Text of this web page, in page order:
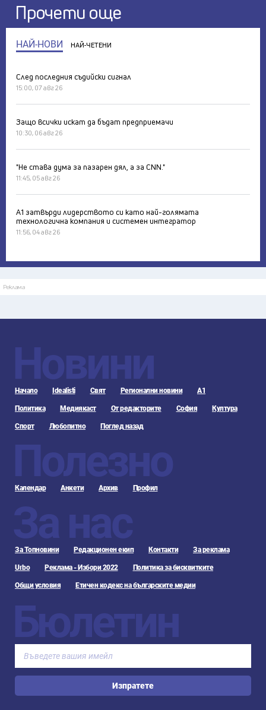
Прочети още
НАЙ-НОВИ НАЙ-ЧЕТЕНИ
След последния съдийски сигнал
15:00, 07 авг 26
Защо всички искат да бъдат предприемачи
10:30, 06 авг 26
"Не става дума за пазарен дял, а за CNN."
11:45, 05 авг 26
А1 затвърди лидерството си като най-голямата
технологична компания и системен интегратор
11:56, 04 авг 26
Реклама
Новини
Начало Idealisti Свят Регионални новини А1
Политика Медиякаст От редакторите София Култура
Спорт Любопитно Поглед назад
Полезно
Календар Анкети Архив Профил
За нас
За Топновини Редакционен екип Контакти За реклама
Urbo Реклама - Избори 2022 Политика за бисквитките
Общи условия Етичен кодекс на българските медии
Бюлетин
Изпратете